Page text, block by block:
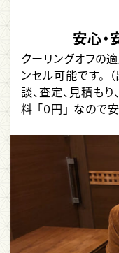
安心
クーリングオフの
ンセル可能です。
談、査定、見積も
料 「0円」 なので安